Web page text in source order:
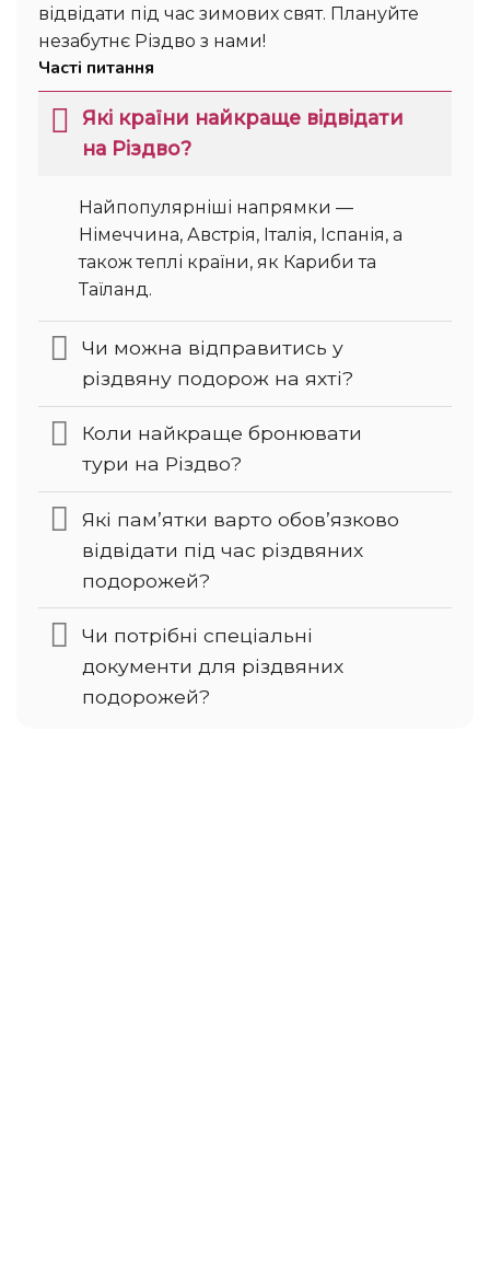
відвідати під час зимових свят. Плануйте
незабутнє Різдво з нами!
Часті питання
Які країни найкраще відвідати
на Різдво?
Найпопулярніші напрямки —
Німеччина, Австрія, Італія, Іспанія, а
також теплі країни, як Кариби та
Таїланд.
Чи можна відправитись у
різдвяну подорож на яхті?
Коли найкраще бронювати
тури на Різдво?
Які пам’ятки варто обов’язково
відвідати під час різдвяних
подорожей?
Чи потрібні спеціальні
документи для різдвяних
подорожей?